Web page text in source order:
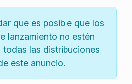
que es posible que los
lanzamiento no estén
todas las distribuciones
este anuncio.